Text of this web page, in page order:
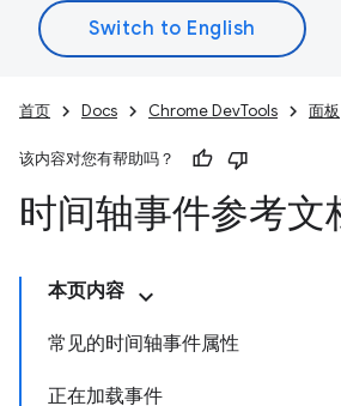
首页 Docs Chrome DevTools 面板
该内容对您有帮助吗？
时间轴事件参考文
本页内容
常见的时间轴事件属性
正在加载事件